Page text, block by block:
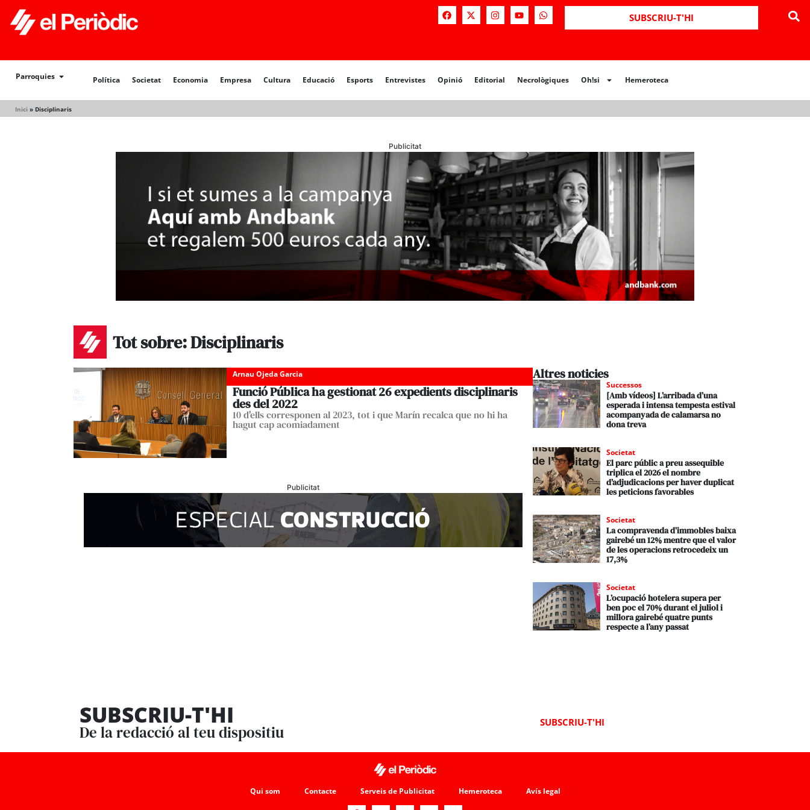
SUBSCRIU-T'HI
Parroquies Política Societat Economia Empresa Cultura Educació Esports Entrevistes Opinió Editorial Necrològiques Oh!si Hemeroteca
Inici » Disciplinaris
Política Societat Opinió Editorial Necrològiques Hemeroteca
Publicitat
Tot sobre: Disciplinaris
Arnau Ojeda Garcia
Funció Pública ha gestionat 26 expedients disciplinaris
des del 2022
10 d'ells corresponen al 2023, tot i que Marín recalca que no hi ha
hagut cap acomiadament
Publicitat
Altres noticies
Successos
[Amb vídeos] L’arribada d’una
esperada i intensa tempesta estival
acompanyada de calamarsa no
dona treva
Societat
El parc públic a preu assequible
triplica el 2026 el nombre
d’adjudicacions per haver duplicat
les peticions favorables
Societat
La compravenda d’immobles baixa
gairebé un 12% mentre que el valor
de les operacions retrocedeix un
17,3%
Societat
L’ocupació hotelera supera per
ben poc el 70% durant el juliol i
millora gairebé quatre punts
respecte a l’any passat
SUBSCRIU-T'HI
De la redacció al teu dispositiu
SUBSCRIU-T'HI
Qui som Contacte Serveis de Publicitat Hemeroteca Avís legal